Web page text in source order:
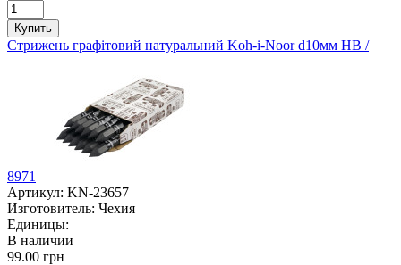
Купить
Стрижень графітовий натуральний Koh-i-Noor d10мм HВ /
8971
Артикул: KN-23657
Изготовитель: Чехия
Единицы:
В наличии
99.00 грн